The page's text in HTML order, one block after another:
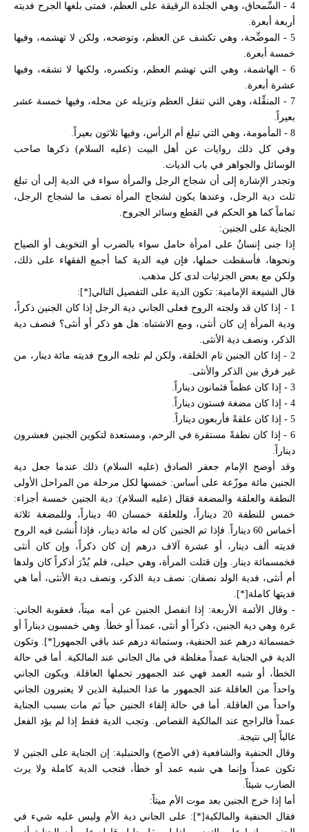
4 - السِّمحاق، وهي الجلدة الرقيقة على العظم، فمتى بلغها الجرح فديته
أربعة أبعرة.
5 - الموضِّحة، وهي تكشف عن العظم، وتوضحه، ولكن لا تهشمه، وفيها
خمسة أبعرة.
6 - الهاشمة، وهي التي تهشم العظم، وتكسره، ولكنها لا تشقه، وفيها
عشرة أبعرة.
7 - المنقِّلة، وهي التي تنقل العظم وتزيله عن محله، وفيها خمسة عشر
بعيراً.
8 - المأمومة، وهي التي تبلغ أم الرأس، وفيها ثلاثون بعيراً.
وفي كل ذلك روايات عن أهل البيت (عليه السلام) ذكرها صاحب
الوسائل والجواهر في باب الديات.
وتجدر الإشارة إلى أن شجاج الرجل والمرأة سواء في الدية إلى أن تبلغ
ثلث دية الرجل، وعندها يكون لشجاج المرأة نصف ما لشجاج الرجل،
تماماً كما هو الحكم في القطع وسائر الجروح.
الجناية على الجنين:
إذا جنى إنسانٌ على امرأة حامل سواء بالضرب أو التخويف أو الصياح
ونحوها، فأسقطت حملها، فإن فيه الدية كما أجمع الفقهاء على ذلك،
ولكن مع بعض الجزئيات لدى كل مذهب.
قال الشيعة الإمامية: تكون الدية على التفصيل التالي[*]:
1 - إذا كان قد ولجته الروح فعلى الجاني دية الرجل إذا كان الجنين ذكراً،
ودية المرأة إن كان أنثى، ومع الاشتباه: هل هو ذكر أو أنثى؟ فنصف دية
الذكر، ونصف دية الأنثى.
2 - إذا كان الجنين تام الخلقة، ولكن لم تلجه الروح فديته مائة دينار، من
غير فرق بين الذكر والأنثى.
3 - إذا كان عظماً فثمانون ديناراً.
4 - إذا كان مضغة فستون ديناراً.
5 - إذا كان علقةً فأربعون ديناراً.
6 - إذا كان نطفةً مستقرة في الرحم، ومستعدة لتكوين الجنين فعشرون
ديناراً.
وقد أوضح الإمام جعفر الصادق (عليه السلام) ذلك عندما جعل دية
الجنين مائة موزّعة على أساس: خمسها لكل مرحلة من المراحل الأولى
النطفة والعلقة والمضغة فقال (عليه السلام): دية الجنين خمسة أجزاء:
خمس للنطفة 20 ديناراً، وللعلقة خمسان 40 ديناراً، وللمضغة ثلاثة
أخماس 60 ديناراً. فإذا تم الجنين كان له مائة دينار، فإذا أُنشئ فيه الروح
فديته ألف دينار، أو عشرة آلاف درهم إن كان ذكراً، وإن كان أنثى
فخمسمائة دينار. وإن قتلت المرأة، وهي حبلى، فلم يُدْرَ أذكراً كان ولدها
أم أنثى، فدية الولد نصفان: نصف دية الذكر، ونصف دية الأنثى، أما هي
فديتها كاملة[*].
- وقال الأئمة الأربعة: إذا انفصل الجنين عن أمه ميتاً، فعقوبة الجاني:
غرة وهي دية الجنين، ذكراً أو أنثى، عمداً أو خطأ. وهي خمسون ديناراً أو
خمسمائة درهم عند الحنفية، وستمائة درهم عند باقي الجمهور[*]. وتكون
الدية في الجناية عمداً مغلظة في مال الجاني عند المالكية. أما في حالة
الخطأ، أو شبه العمد فهي عند الجمهور تحملها العاقلة. ويكون الجاني
واحداً من العاقلة عند الجمهور ما عدا الحنبلية الذين لا يعتبرون الجاني
واحداً من العاقلة. أما في حالة إلقاء الجنين حياً ثم مات بسبب الجناية
عمداً فالراجح عند المالكية القصاص. وتجب الدية فقط إذا لم يؤد الفعل
غالباً إلى نتيجة.
وقال الحنفية والشافعية (في الأصح) والحنبلية: إن الجناية على الجنين لا
تكون عمداً وإنما هي شبه عمد أو خطأ، فتجب الدية كاملة ولا يرث
الضارب شيئاً.
أما إذا خرج الجنين بعد موت الأم ميتاً:
فقال الحنفية والمالكية[*]: على الجاني دية الأم وليس عليه شيء في